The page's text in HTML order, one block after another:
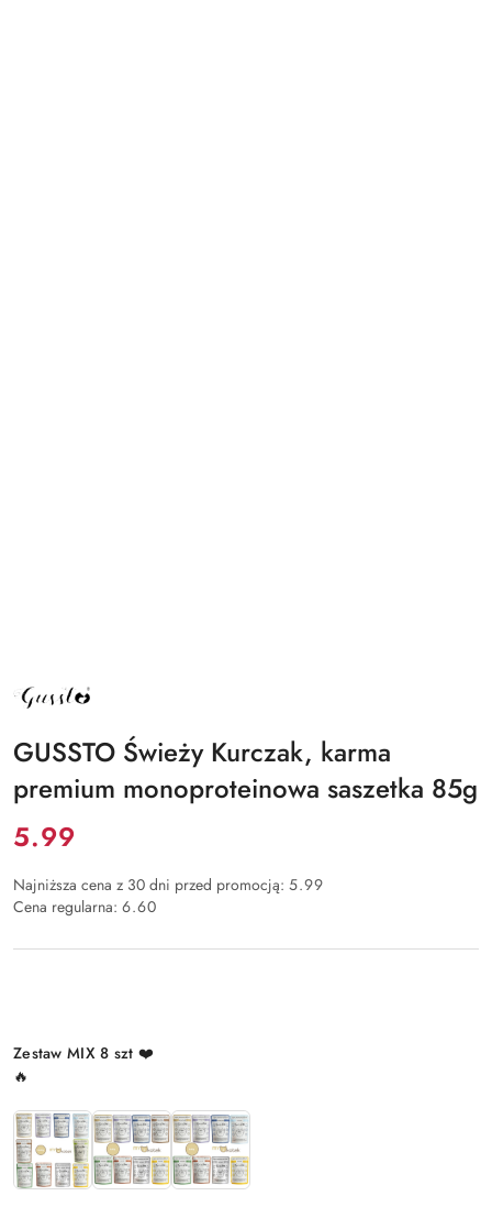
NAZWA
PRODUCENTA:
GUSSTO Świeży Kurczak, karma
premium monoproteinowa saszetka 85g
Cena:
5.99
Najniższa cena z 30 dni przed promocją: 5.99
Cena regularna: 6.60
Wariant
Zestaw MIX 8 szt ❤️
🔥